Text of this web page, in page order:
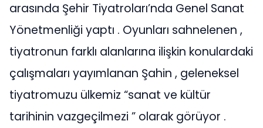
arasında Şehir Tiyatroları’nda Genel Sanat
Yönetmenliği yaptı . Oyunları sahnelenen ,
tiyatronun farklı alanlarına ilişkin konulardaki
çalışmaları yayımlanan Şahin , geleneksel
tiyatromuzu ülkemiz “sanat ve kültür
tarihinin vazgeçilmezi ” olarak görüyor .